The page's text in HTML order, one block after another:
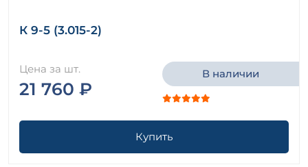
К 9-5 (3.015-2)
Цена за шт.
21 760 ₽
В наличии
Купить